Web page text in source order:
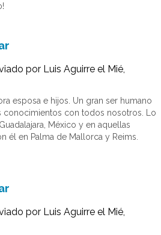
por Luis Aguirre el Mié,
esposa e hijos. Un gran ser humano
conocimientos con todos nosotros. Lo
México y en aquellas
él en Palma de Mallorca y Reims.
por Luis Aguirre el Mié,